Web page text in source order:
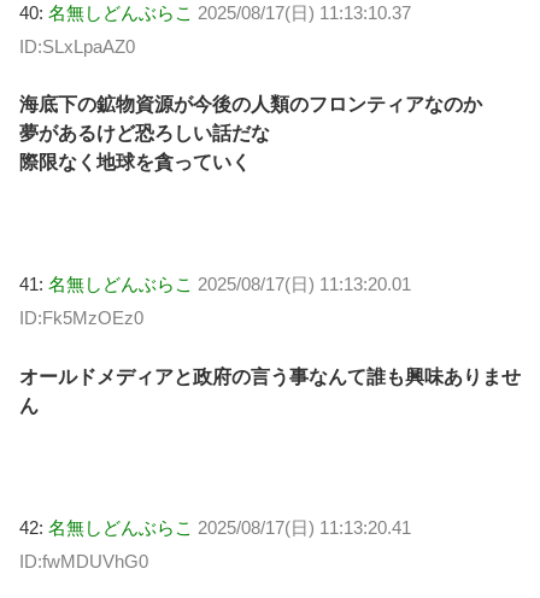
40: 名無しどんぶらこ 2025/08/17(日) 11:13:10.37
ID:SLxLpaAZ0
海底下の鉱物資源が今後の人類のフロンティアなのか
夢があるけど恐ろしい話だな
際限なく地球を貪っていく
41: 名無しどんぶらこ 2025/08/17(日) 11:13:20.01
ID:Fk5MzOEz0
オールドメディアと政府の言う事なんて誰も興味ありませ
ん
42: 名無しどんぶらこ 2025/08/17(日) 11:13:20.41
ID:fwMDUVhG0